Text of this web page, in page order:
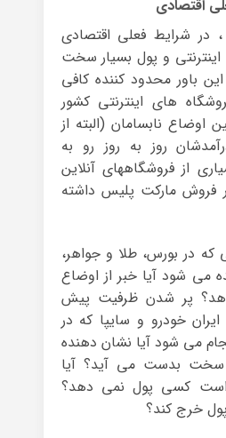
در شرایط فعلی اقتصادی
و پول بسیار سخت
باور محدود کننده کافی
های اینترنتی کشور
اوضاع نابسامان (البته از
روز به روز رو به
از فروشگاههای آنلاین
در فروش مارکت پلیس داشته
در بورس، طلا و جواهر،
می شود آیا خبر از اوضاع
پر شدن ظرفیت پیش
خودرو و سایپا که در
می شود آیا نشان دهنده
بدست می آید؟ آیا
است کسی پول نمی دهد؟
خرج کند؟